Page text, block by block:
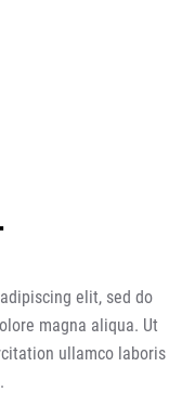
elit, sed do
magna aliqua. Ut
ullamco laboris